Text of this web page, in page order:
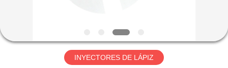
VIAJE
INYECTORES DE LÁPIZ